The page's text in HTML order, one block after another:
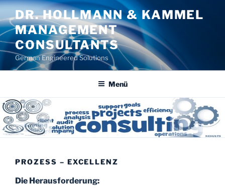
Zum
Inhalt
springen
DR. HOLLMANN & KAMMEL
MANAGEMENT
CONSULTANTS
German Engineered Solutions
Menü
PROZESS – EXCELLENZ
Die Herausforderung: